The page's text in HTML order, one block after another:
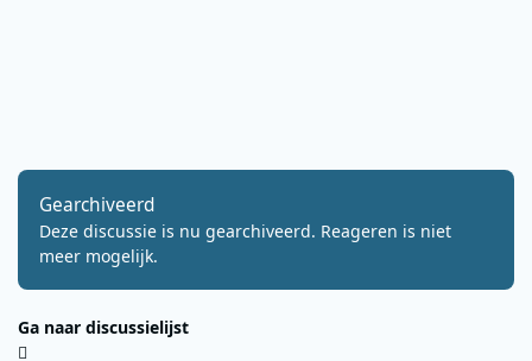
Gearchiveerd
Deze discussie is nu gearchiveerd. Reageren is niet
meer mogelijk.
Ga naar discussielijst